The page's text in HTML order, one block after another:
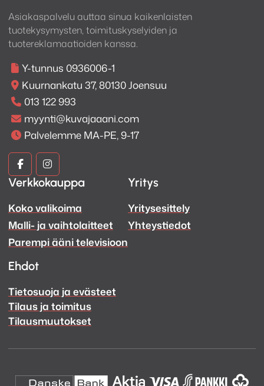
Asiakaspalvelu auttaa sinua kaikenlaisten
tuotekysymysten, toimituskyselyiden ja
tuotereklamaatioiden kanssa.
Y-tunnus 0936006-1
Kuurnankatu 37, 80130 Joensuu
013 122 993
myynti@kuvajaaani.com
Palvelemme MA-PE, 9-17
Kuva
ja
Ääni
Facebook
Kuva
ja
Ääni
Instagram
Verkkokauppa
Koko valikoima
Malli- ja vaihtolaitteet
Parempi ääni televisioon
Yritys
Yritysesittely
Yhteystiedot
Ehdot
Tietosuoja ja evästeet
Tilaus ja toimitus
Tilausmuutokset